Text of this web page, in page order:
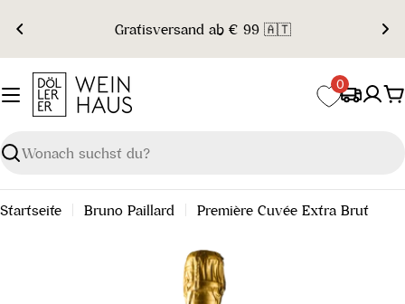
Inhalt
springen
Gratisversand ab € 99 🇦🇹
Suchen
0
Startseite Bruno Paillard Première Cuvée Extra Brut